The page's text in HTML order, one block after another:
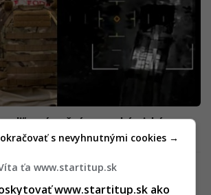
o zázračnú severokórejskú
na ňu roj dronov (VIDEO)
Číňania majú ďalšie prvenstvo. Vytvorili prvý
lietadlá na vzdialenosť 17 km
ťa www.startitup.sk
www.startitup.sk ako
s nevyhnutnými cookies →